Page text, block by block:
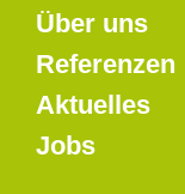
Über uns
Referenzen
Aktuelles
Jobs